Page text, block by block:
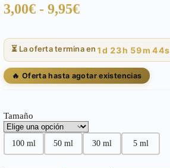
3,00€ - 9,95€Rango
precios:
desde
3,00€
hasta
⏳ La oferta termina en 1d 23h 59m 44s
🔥 Oferta hasta agotar existencias
Tamaño
100 ml 50 ml 30 ml 5 ml